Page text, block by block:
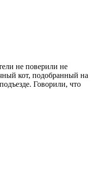
не поверили не
кот, подобранный на
Говорили, что